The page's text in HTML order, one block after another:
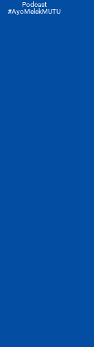
Podcast
#AyoMelekMUTU